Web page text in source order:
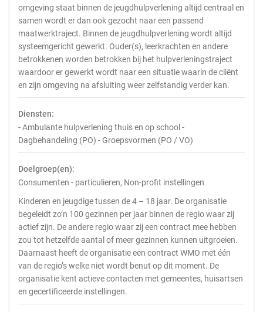
omgeving staat binnen de jeugdhulpverlening altijd centraal en
samen wordt er dan ook gezocht naar een passend
maatwerktraject. Binnen de jeugdhulpverlening wordt altijd
systeemgericht gewerkt. Ouder(s), leerkrachten en andere
betrokkenen worden betrokken bij het hulpverleningstraject
waardoor er gewerkt wordt naar een situatie waarin de cliënt
en zijn omgeving na afsluiting weer zelfstandig verder kan.
Diensten:
- Ambulante hulpverlening thuis en op school -
Dagbehandeling (PO) - Groepsvormen (PO / VO)
Doelgroep(en):
Consumenten - particulieren, Non-profit instellingen
Kinderen en jeugdige tussen de 4 – 18 jaar. De organisatie
begeleidt zo’n 100 gezinnen per jaar binnen de regio waar zij
actief zijn. De andere regio waar zij een contract mee hebben
zou tot hetzelfde aantal of meer gezinnen kunnen uitgroeien.
Daarnaast heeft de organisatie een contract WMO met één
van de regio’s welke niet wordt benut op dit moment. De
organisatie kent actieve contacten met gemeentes, huisartsen
en gecertificeerde instellingen.